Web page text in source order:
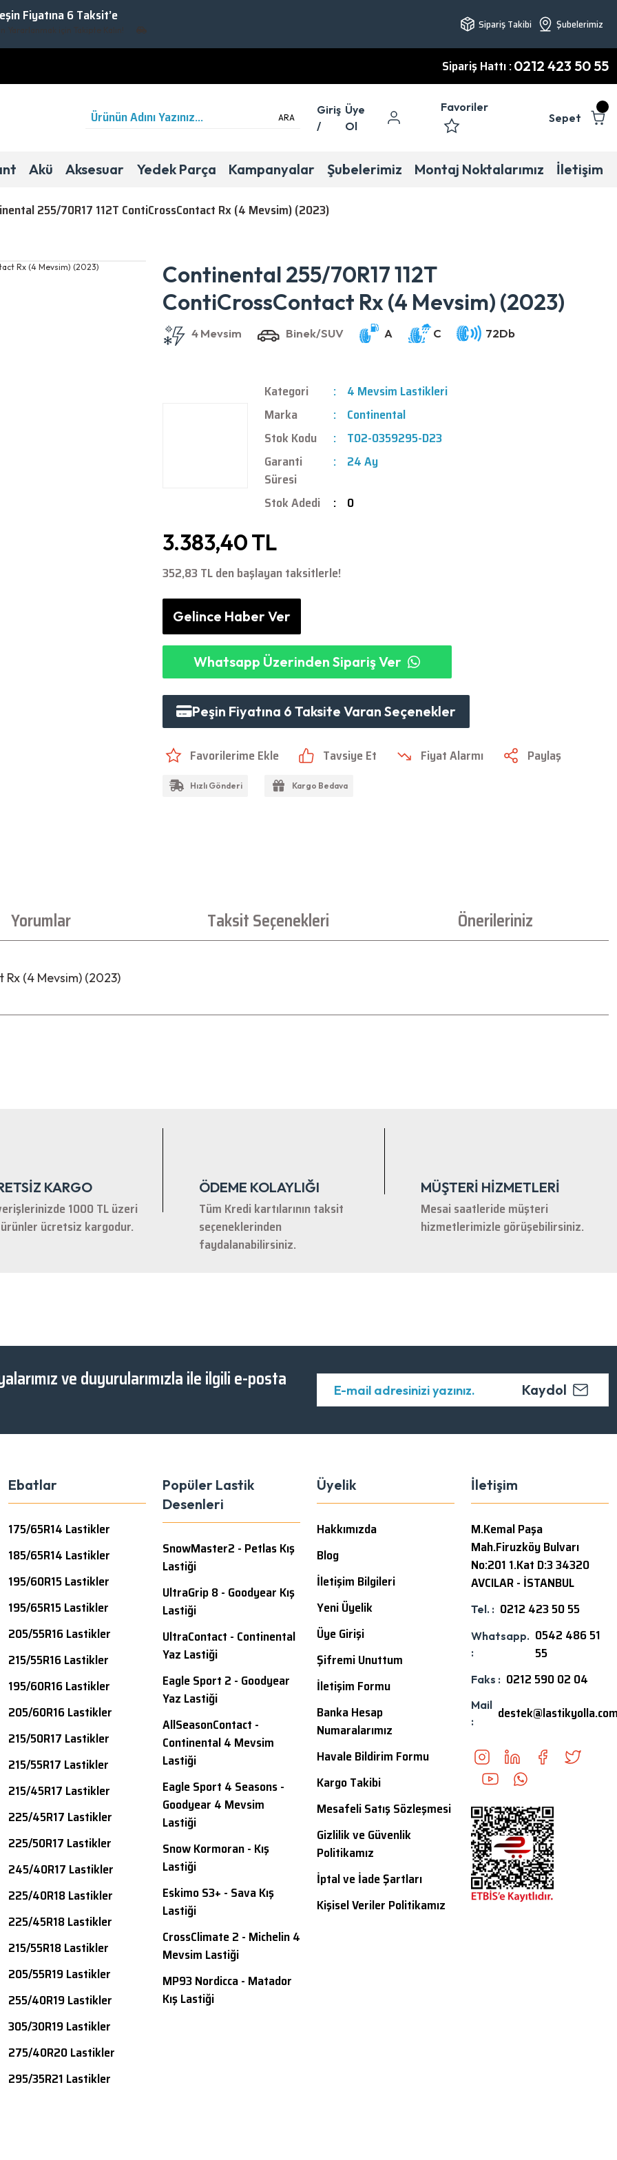
Fiyatına 6 Taksit’e
Sipariş Takibi Şubelerimiz
Sipariş Hattı :0212 423 50 55
ARA
Giriş
/
Üye
Ol
Favoriler
Sepet
Akü Aksesuar Yedek Parça Kampanyalar Şubelerimiz Montaj Noktalarımız İletişim
255/70R17 112T ContiCrossContact Rx (4 Mevsim) (2023)
Continental 255/70R17 112T
ContiCrossContact Rx (4 Mevsim) (2023)
Kategori
4 Mevsim Lastikleri
Marka
Continental
Stok Kodu
T02-0359295-D23
Garanti
Süresi
24 Ay
Stok Adedi 0
3.383,40 TL
352,83 TL den başlayan taksitlerle!
Gelince Haber Ver
Whatsapp Üzerinden Sipariş Ver
Peşin Fiyatına 6 Taksite Varan Seçenekler
Tavsiye Et Fiyat Alarmı Paylaş
Hızlı Gönderi Kargo Bedava
Yorumlar Taksit Seçenekleri Önerileriniz
(4 Mevsim) (2023)
KARGO
1000 TL üzeri
ücretsiz kargodur.
ÖDEME KOLAYLIĞI
Tüm Kredi kartılarının taksit
seçeneklerinden
faydalanabilirsiniz.
MÜŞTERİ HİZMETLERİ
Mesai saatleride müşteri
hizmetlerimizle görüşebilirsiniz.
ve duyurularımızla ile ilgili e-posta
Kaydol
Ebatlar
175/65R14 Lastikler
185/65R14 Lastikler
195/60R15 Lastikler
195/65R15 Lastikler
205/55R16 Lastikler
215/55R16 Lastikler
195/60R16 Lastikler
205/60R16 Lastikler
215/50R17 Lastikler
215/55R17 Lastikler
215/45R17 Lastikler
225/45R17 Lastikler
225/50R17 Lastikler
245/40R17 Lastikler
225/40R18 Lastikler
225/45R18 Lastikler
215/55R18 Lastikler
205/55R19 Lastikler
255/40R19 Lastikler
305/30R19 Lastikler
275/40R20 Lastikler
295/35R21 Lastikler
Popüler Lastik
Desenleri
SnowMaster2 - Petlas Kış
Lastiği
UltraGrip 8 - Goodyear Kış
Lastiği
UltraContact - Continental
Yaz Lastiği
Eagle Sport 2 - Goodyear
Yaz Lastiği
AllSeasonContact -
Continental 4 Mevsim
Lastiği
Eagle Sport 4 Seasons -
Goodyear 4 Mevsim
Lastiği
Snow Kormoran - Kış
Lastiği
Eskimo S3+ - Sava Kış
Lastiği
CrossClimate 2 - Michelin 4
Mevsim Lastiği
MP93 Nordicca - Matador
Kış Lastiği
Üyelik
Hakkımızda
Blog
İletişim Bilgileri
Yeni Üyelik
Üye Girişi
Şifremi Unuttum
İletişim Formu
Banka Hesap
Numaralarımız
Havale Bildirim Formu
Kargo Takibi
Mesafeli Satış Sözleşmesi
Gizlilik ve Güvenlik
Politikamız
İptal ve İade Şartları
Kişisel Veriler Politikamız
İletişim
M.Kemal Paşa
Mah.Firuzköy Bulvarı
No:201 1.Kat D:3 34320
AVCILAR - İSTANBUL
Tel. : 0212 423 50 55
Whatsapp.
:
0542 486 51
55
Faks : 0212 590 02 04
Mail
: